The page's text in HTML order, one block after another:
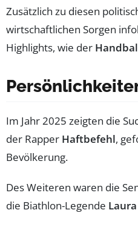
Zusätzlich zu diesen
wirtschaftlichen Sorgen
Highlights, wie der
Im Jahr 2025 zeigten die
der Rapper Haftbefehl,
Bevölkerung.
Des Weiteren waren die
die Biathlon-Legende